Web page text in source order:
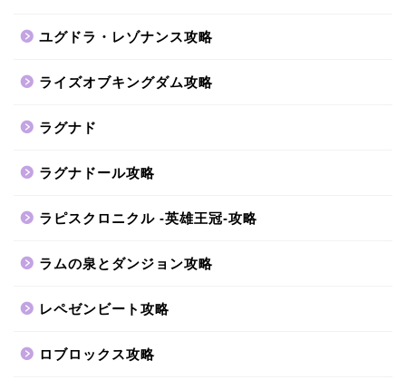
ユグドラ・レゾナンス攻略
ライズオブキングダム攻略
ラグナド
ラグナドール攻略
ラピスクロニクル -英雄王冠-攻略
ラムの泉とダンジョン攻略
レペゼンビート攻略
ロブロックス攻略